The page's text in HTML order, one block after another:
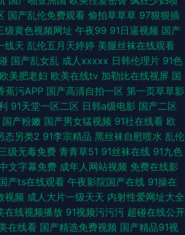
国产乱伦免费观看 偷拍草草草 97狠狠插
级黄色视频网址 午夜99 91日逼视频 国产
线天 乱伦五月天婷婷 美腿丝袜在线观看
国产乱女乱 成人xxxxx 日韩伦理片 91色
欧美肥老妇 欧美在线tv 加勒比在线视屏 国
蕉污APP 国产高清自拍一区 第一页草草影
91天堂一区二区 日韩a级电影 国产二区
国产粉嫩 国产男女猛视频 91社在线看 欧
态另类2 91李宗精品 黑丝袜自慰喷水 乱伦
级无毒免费 青青草51 91丝袜在线 91九色
文字幕免费 成年人网站视频 免费在线影
产ts在线观看 午夜影院国产在线 91操在
视频 成人大片一级天天 内射性爱网址大全
在线视频播放 91视频污污污 超碰在线公开
在线看 国产精选免费视频 国产精品91视